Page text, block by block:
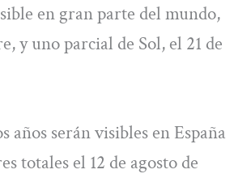
en gran parte del mundo,
y uno parcial de Sol, el 21 de
años serán visibles en España
totales el 12 de agosto de